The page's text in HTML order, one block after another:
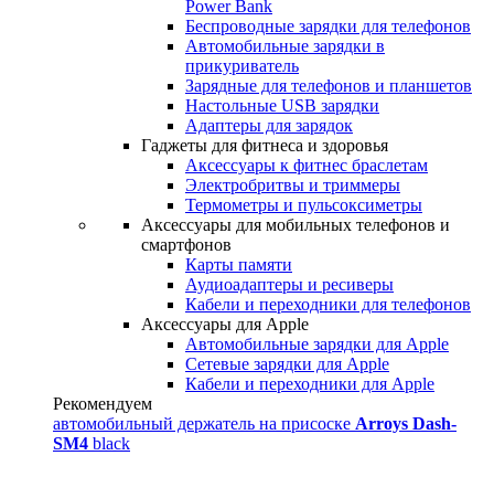
Power Bank
Беспроводные зарядки для телефонов
Автомобильные зарядки в
прикуриватель
Зарядные для телефонов и планшетов
Настольные USB зарядки
Адаптеры для зарядок
Гаджеты для фитнеса и здоровья
Аксессуары к фитнес браслетам
Электробритвы и триммеры
Термометры и пульсоксиметры
Аксессуары для мобильных телефонов и
смартфонов
Карты памяти
Аудиоадаптеры и ресиверы
Кабели и переходники для телефонов
Аксессуары для Apple
Автомобильные зарядки для Apple
Сетевые зарядки для Apple
Кабели и переходники для Apple
Рекомендуем
автомобильный держатель на присоске Arroys Dash-
SM4 black